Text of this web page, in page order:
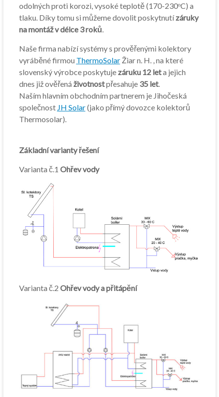
odolných proti korozi, vysoké teplotě (170-230oC) a
tlaku. Díky tomu si můžeme dovolit poskytnutízáruky
na montáž v délce 3 roků.
Naše firma nabízí systémy s prověřenými kolektory
vyráběné firmou ThermoSolarŽiar n. H. , na které
slovenský výrobce poskytuje záruku 12 leta jejich
dnes již ověřená životnostpřesahuje 35 let.
Naším hlavním obchodním partnerem je Jihočeská
společnost JH Solar(jako přímý dovozce kolektorů
Thermosolar).
Základní varianty řešení
Varianta č.1 Ohřev vody
Varianta č.2 Ohřev vody a přitápění